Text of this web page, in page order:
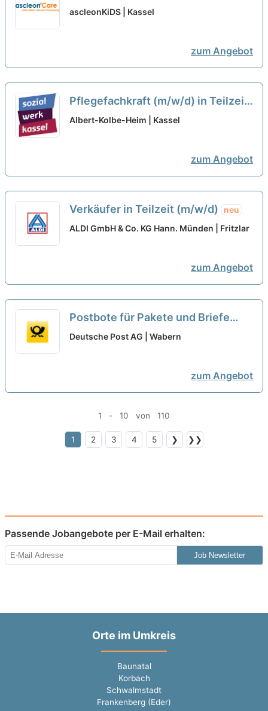
(m/w/d) in Teilzeit - Sichere Dir
ascleonKiDS | Kassel
zum Angebot
Pflegefachkraft (m/w/d) in Teilzeit
(30-35h/Woche) – Ihr neuer
Albert-Kolbe-Heim | Kassel
zum Angebot
Verkäufer in Teilzeit (m/w/d)
neu
ALDI GmbH & Co. KG Hann. Münden | Fritzlar
zum Angebot
Postbote für Pakete und Briefe
Teilzeit als Aushilfe (m/w/d)
Deutsche Post AG | Wabern
zum Angebot
1 - 10 von 110
1 2 3 4 5 ❯ ❯❯
Passende Jobangebote per E-Mail erhalten:
Job Newsletter
Orte im Umkreis
Baunatal
Korbach
Schwalmstadt
Frankenberg (Eder)